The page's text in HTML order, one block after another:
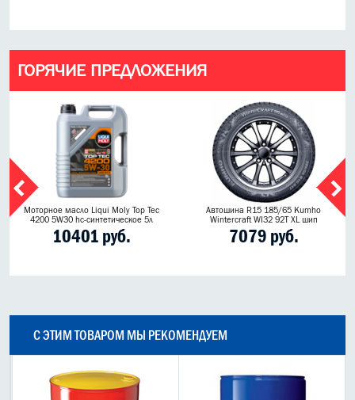
ГОРЯЧИЕ ПРЕДЛОЖЕНИЯ
Моторное масло Liqui Moly Top Tec
4200 5W30 hc-синтетическое 5л
10401 руб.
Автошина R15 185/65 Kumho
Wintercraft WI32 92T XL шип
7079 руб.
С ЭТИМ ТОВАРОМ МЫ РЕКОМЕНДУЕМ